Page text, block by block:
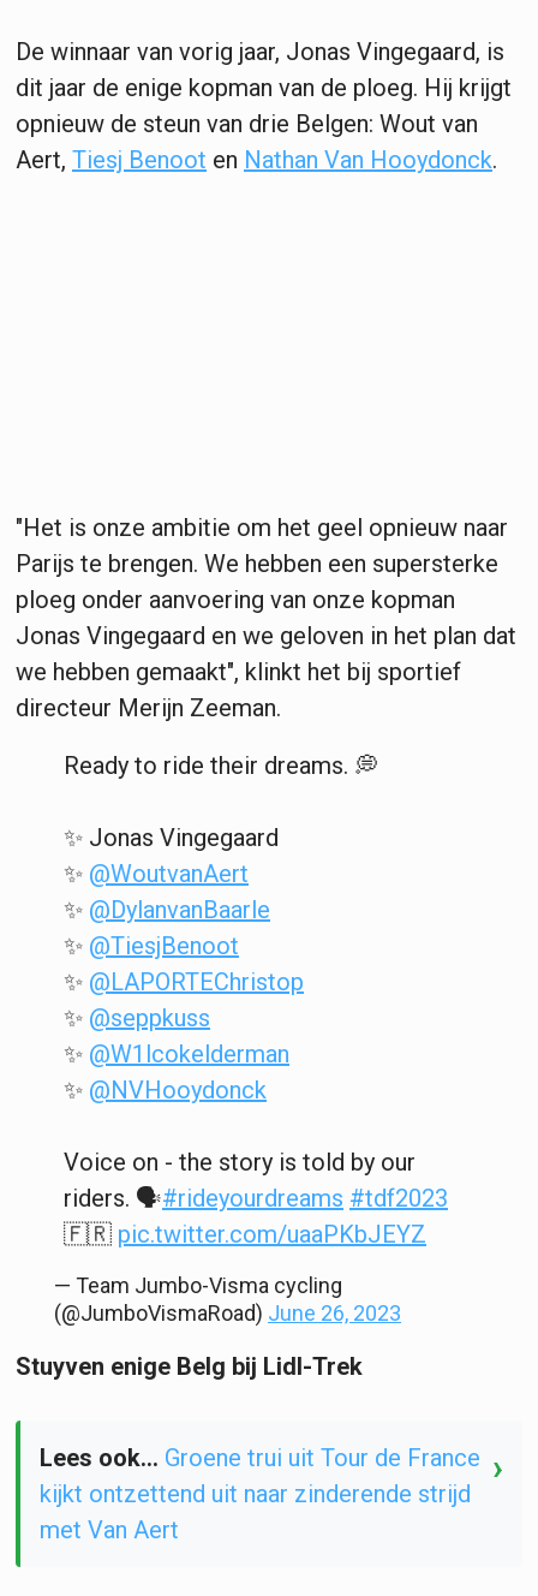
De winnaar van vorig jaar, Jonas Vingegaard, is
dit jaar de enige kopman van de ploeg. Hij krijgt
opnieuw de steun van drie Belgen: Wout van
Aert, Tiesj Benoot en Nathan Van Hooydonck.
"Het is onze ambitie om het geel opnieuw naar
Parijs te brengen. We hebben een supersterke
ploeg onder aanvoering van onze kopman
Jonas Vingegaard en we geloven in het plan dat
we hebben gemaakt", klinkt het bij sportief
directeur Merijn Zeeman.
Ready to ride their dreams. 💭
✨ Jonas Vingegaard
✨ @WoutvanAert
✨ @DylanvanBaarle
✨ @TiesjBenoot
✨ @LAPORTEChristop
✨ @seppkuss
✨ @W1lcokelderman
✨ @NVHooydonck
Voice on - the story is told by our
riders. 🗣️#rideyourdreams #tdf2023
🇫🇷 pic.twitter.com/uaaPKbJEYZ
— Team Jumbo-Visma cycling
(@JumboVismaRoad) June 26, 2023
Stuyven enige Belg bij Lidl-Trek
Lees ook... Groene trui uit Tour de France
kijkt ontzettend uit naar zinderende strijd
met Van Aert
›